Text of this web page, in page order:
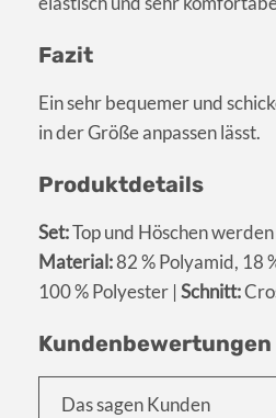
Fazit
Ein sehr bequemer und
in der Größe anpassen lässt.
Produktdetails
Set:Top und Höschen
Material:82 % Polyamid, 18
100 % Polyester | Schnitt:
Kundenbewertungen
Das sagen Kunden